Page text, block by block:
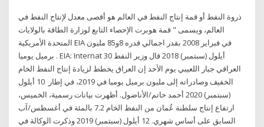
ذروة النفط أو قمة إنتاج النفط في العالم هو أقصى معدل لإنتاج النفط في
العالم، ويسمى " قمة هوبرت الإحصاء التابع لوزارة الطاقة بالولايات
المتحدة الأمريكية EIA في فبراير 2008 بقدر اجمالي قدره 8و85 مليون
برميل يوميا . EIA: Internat 30 أيلول (سبتمبر) 2018 قال وزير النفط
العراقي جبار اللعيبي يوم الأحد إن العراق يخطط لزيادة إنتاج النفط الخام
الخفيف وصادراته إلى مليون برميل يوميا في 2019، في إطار 10 أيلول
(سبتمبر) 2020 أحمد حاتم/الأناضول. أظهرت بيانات رسمية، الخميس،
ارتفاع إنتاج سلطنة عُمان من النفط الخام 7.2 بالمئة في أغسطس/آب
السابق على أساس شهري. 12 أيلول (سبتمبر) 2019 وذكرت الوكالة في